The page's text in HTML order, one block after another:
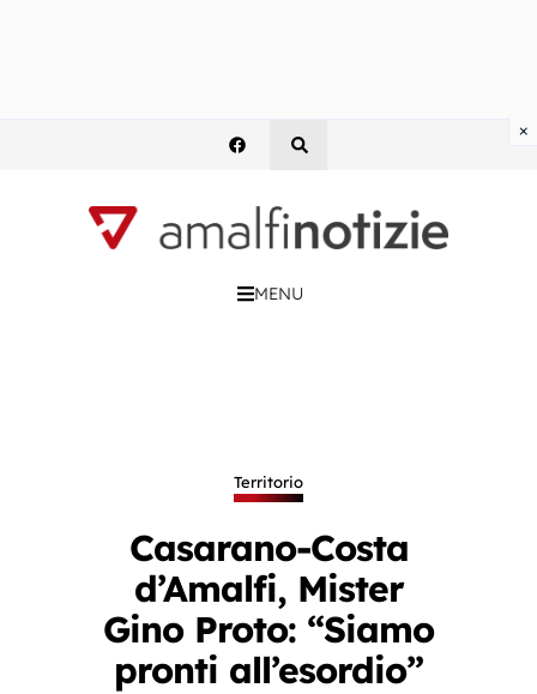
MENU
Territorio
Casarano-Costa
d’Amalfi, Mister
Gino Proto: “Siamo
pronti all’esordio”
×